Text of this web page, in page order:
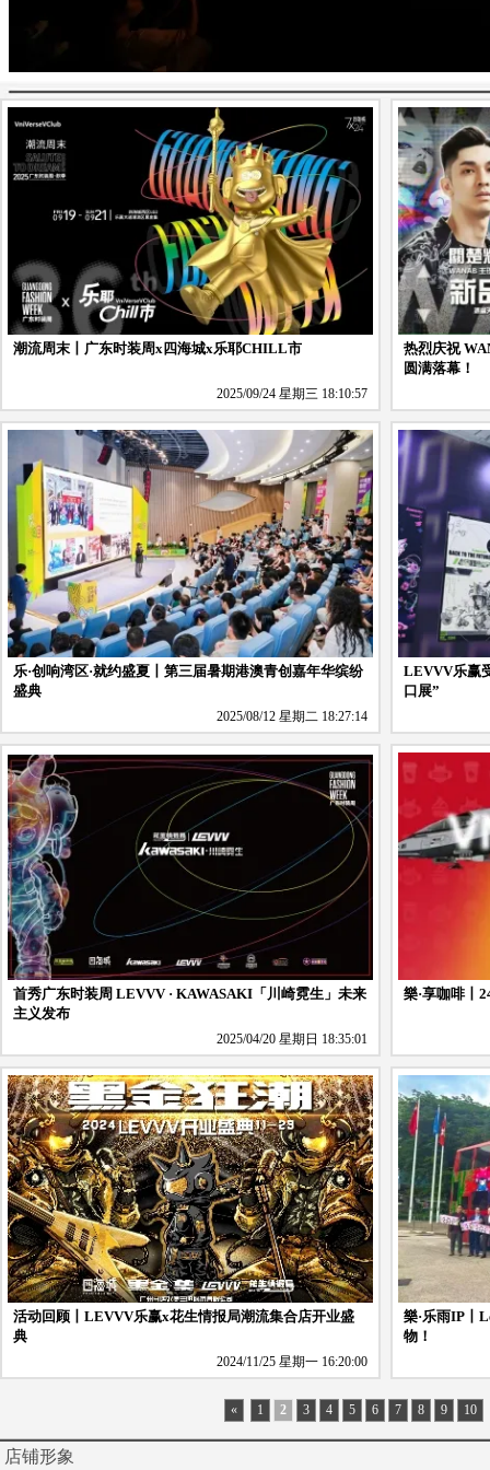
潮流周末丨广东时装周x四海城x乐耶CHILL市
2025/09/24 星期三 18:10:57
热烈庆祝
圆满落幕！
乐·创响湾区·就约盛夏丨第三届暑期港澳青创嘉年华缤纷
盛典
2025/08/12 星期二 18:27:14
LEVVV乐赢
口展”
首秀广东时装周 LEVVV · KAWASAKI「川崎霓生」未来
主义发布
2025/04/20 星期日 18:35:01
樂·享咖啡丨
活动回顾丨LEVVV乐赢x花生情报局潮流集合店开业盛
典
2024/11/25 星期一 16:20:00
樂·乐雨IP丨
物！
« 1 2 3 4 5 6 7 8 9 10
店铺形象